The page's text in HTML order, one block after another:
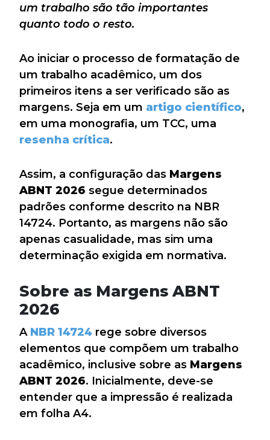
um trabalho são tão importantes
quanto todo o resto.
Ao iniciar o processo de formatação de
um trabalho acadêmico, um dos
primeiros itens a ser verificado são as
margens. Seja em um artigo científico,
em uma monografia, um TCC, uma
resenha crítica.
Assim, a configuração das Margens
ABNT 2026 segue determinados
padrões conforme descrito na NBR
14724. Portanto, as margens não são
apenas casualidade, mas sim uma
determinação exigida em normativa.
Sobre as Margens ABNT
2026
ANBR 14724 rege sobre diversos
elementos que compõem um trabalho
acadêmico, inclusive sobre as Margens
ABNT 2026. Inicialmente, deve-se
entender que a impressão é realizada
em folha A4.